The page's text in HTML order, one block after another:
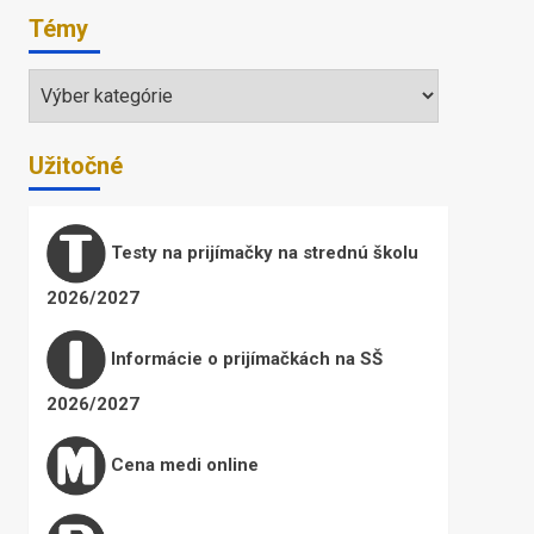
Témy
Témy
Užitočné
Testy na prijímačky na strednú školu
2026/2027
Informácie o prijímačkách na SŠ
2026/2027
Cena medi online